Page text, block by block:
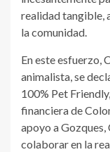
realidad tangible,
la comunidad.
En este esfuerzo,
animalista, se
100% Pet
financiera de
apoyo a
colaborar en la